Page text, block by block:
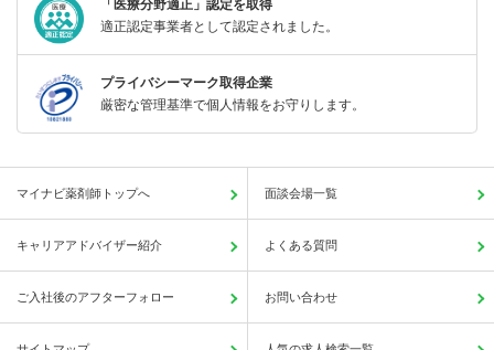
「医療分野適正」認定を取得
適正認定事業者として認定されました。
プライバシーマーク取得企業
厳密な管理基準で個人情報をお守りします。
マイナビ薬剤師トップへ 面談会場一覧
キャリアアドバイザー紹介 よくある質問
ご入社後のアフターフォロー お問い合わせ